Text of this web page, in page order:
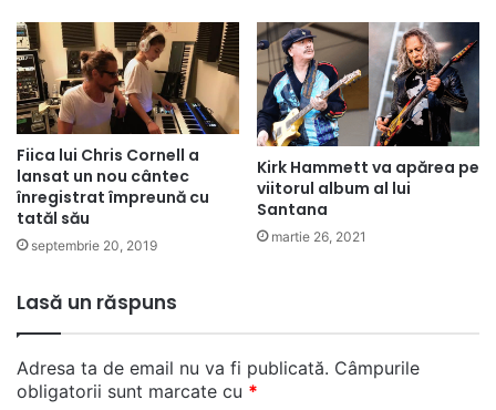
Fiica lui Chris Cornell a
lansat un nou cântec
înregistrat împreună cu
tatăl său
septembrie 20, 2019
Kirk Hammett va apărea pe
viitorul album al lui
Santana
martie 26, 2021
Lasă un răspuns
Adresa ta de email nu va fi publicată. Câmpurile
obligatorii sunt marcate cu *